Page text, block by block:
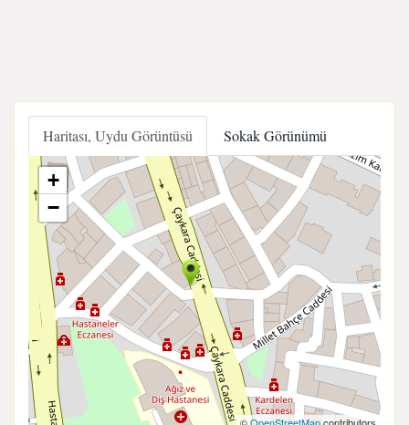
Haritası, Uydu Görüntüsü Sokak Görünümü
+
−